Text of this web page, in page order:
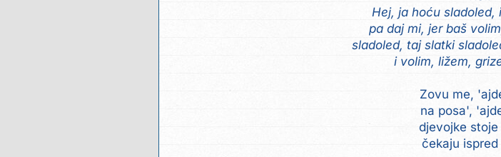
Hej, ja hoću sladoled,
pa daj mi, jer baš
sladoled, taj slatki
i volim, ližem,
Zovu me,
na posa',
djevojke stoje
čekaju